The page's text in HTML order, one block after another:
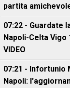
partita
07:22 - Guardate
Napoli-Celta
VIDEO
07:21 - Infortunio
Napoli: